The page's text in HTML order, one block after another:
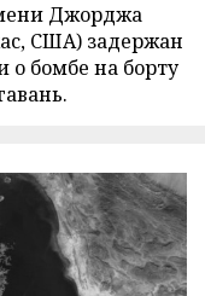
Джорджа
США) задержан
бомбе на борту